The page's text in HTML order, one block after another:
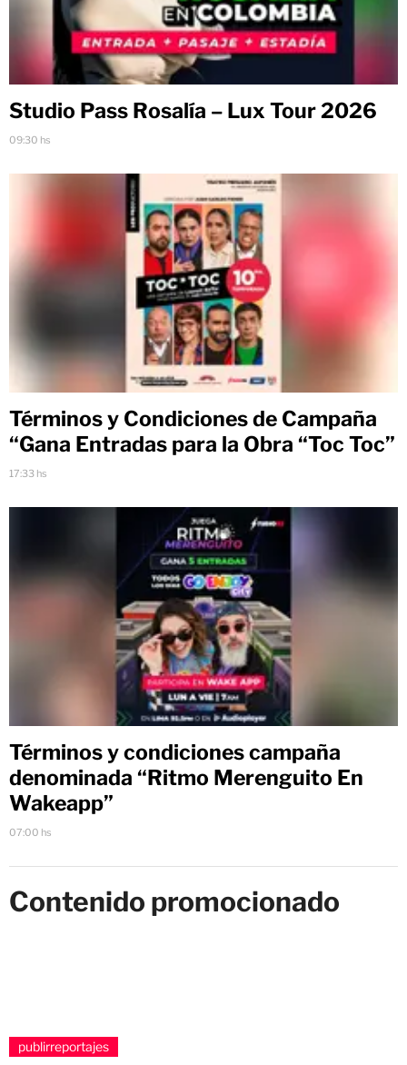
Studio Pass Rosalía – Lux Tour 2026
09:30 hs
Términos y Condiciones de Campaña
“Gana Entradas para la Obra “Toc Toc”
17:33 hs
Términos y condiciones campaña
denominada “Ritmo Merenguito En
Wakeapp”
07:00 hs
Contenido promocionado
publirreportajes